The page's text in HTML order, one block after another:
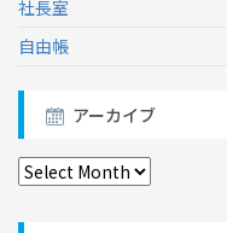
社長室
自由帳
アーカイブ
ア
ー
カ